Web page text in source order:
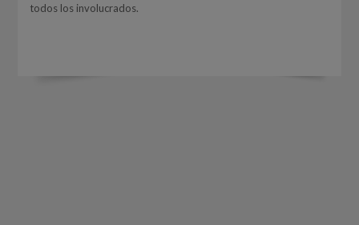
todos los involucrados.